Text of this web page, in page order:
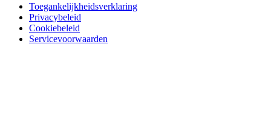
Toegankelijkheidsverklaring
Privacybeleid
Cookiebeleid
Servicevoorwaarden